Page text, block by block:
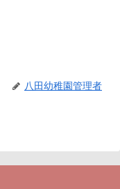
八田幼稚園管理者